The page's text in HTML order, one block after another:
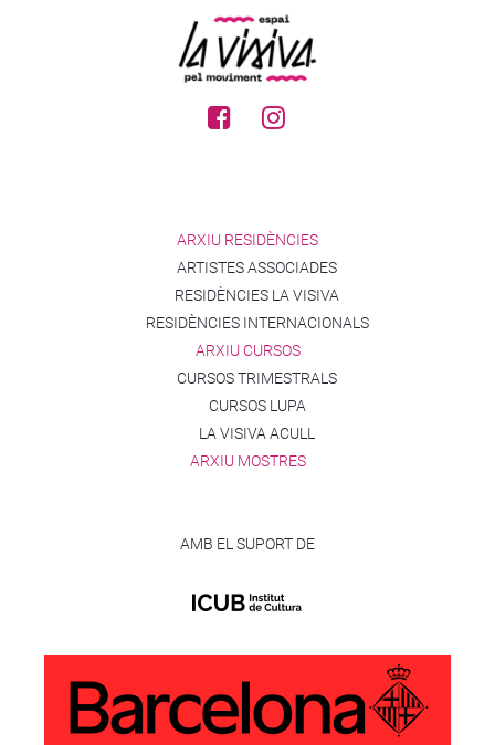
ARXIU RESIDÈNCIES
ARTISTES ASSOCIADES
RESIDÈNCIES LA VISIVA
RESIDÈNCIES INTERNACIONALS
ARXIU CURSOS
CURSOS TRIMESTRALS
CURSOS LUPA
LA VISIVA ACULL
ARXIU MOSTRES
AMB EL SUPORT DE